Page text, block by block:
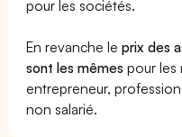
pour les sociétés.
En revanche leprix des
sont les mêmes pour les
entrepreneur,
non salarié.